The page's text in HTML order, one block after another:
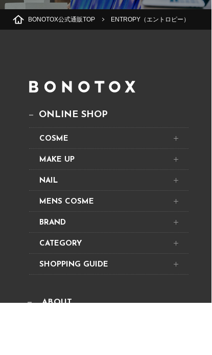
BONOTOX公式通販TOP ENTROPY（エントロピー）
ONLINE SHOP
COSME
MAKE UP
NAIL
MENS COSME
BRAND
CATEGORY
SHOPPING GUIDE
ABOUT